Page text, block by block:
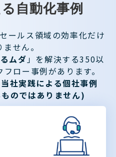
自動化事例
ールス領域の効率化だけ
せん。
ムダ」を解決する350以
ロー事例があります。
社実践による個社事例
のではありません)